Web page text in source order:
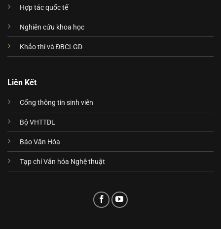
Hợp tác quốc tế
Nghiên cứu khoa học
Khảo thí và ĐBCLGD
Liên Kết
Cổng thông tin sinh viên
Bộ VHTTDL
Báo Văn Hóa
Tạp chí Văn hóa Nghệ thuật